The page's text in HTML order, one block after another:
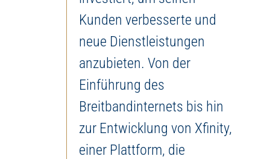
Kunden verbesserte und
neue Dienstleistungen
anzubieten. Von der
Einführung des
Breitbandinternets bis hin
zur Entwicklung von Xfinity,
einer Plattform, die